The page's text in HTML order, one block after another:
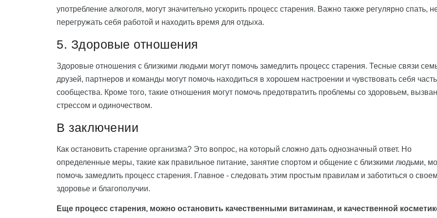
употребление алкоголя, могут значительно ускорить процесс старения. Важно также регулярно спать,
перегружать себя работой и находить время для отдыха.
5. Здоровые отношения
Здоровые отношения с близкими людьми могут помочь замедлить процесс старения. Тесные связи
друзей, партнеров и команды могут помочь находиться в хорошем настроении и чувствовать себя
сообщества. Кроме того, такие отношения могут помочь предотвратить проблемы со здоровьем,
стрессом и одиночеством.
В заключении
Как остановить старение организма? Это вопрос, на который сложно дать однозначный ответ. Но
определенные меры, такие как правильное питание, занятие спортом и общение с близкими людьми,
помочь замедлить процесс старения. Главное - следовать этим простым правилам и заботиться о своем
здоровье и благополучии.
Еще процесс старения, можно остановить качественными витаминам, и качественной